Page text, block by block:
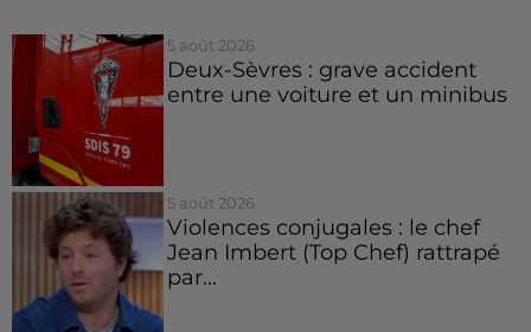
5 août 2026
Deux-Sèvres : grave accident
entre une voiture et un minibus
5 août 2026
Violences conjugales : le chef
Jean Imbert (Top Chef) rattrapé
par...